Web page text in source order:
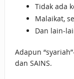
Tidak ada
Malaikat,
Dan lain-
Adapun
dan SAINS.